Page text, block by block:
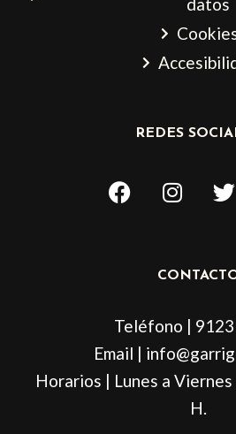
REDES
F
a
k
I
n
a
a
m
T
w
t
Teléfono |
Email |
Horarios | Lunes a
H.